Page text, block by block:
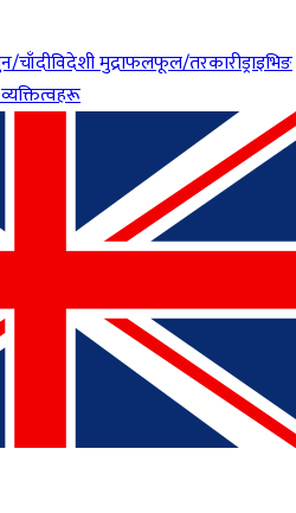
चाँदीविदेशी मुद्राफलफूल/तरकारीड्राइभिङ